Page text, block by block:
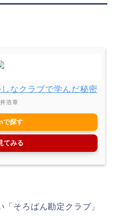
なクラブで学んだ秘密
浩章
で探す
てみる
そろばん勘定クラブ」